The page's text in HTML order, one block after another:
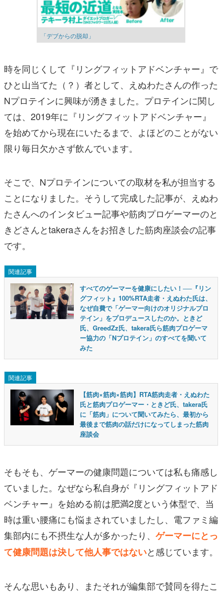
「デブからの脱却」
時を同じくして『リングフィットアドベンチャー』で
ひと山当てた（？）者として、えぬわたさんの作った
Nプロテインに興味が湧きました。プロテインに関し
ては、2019年に『リングフィットアドベンチャー』
を始めてから現在にいたるまで、よほどのことがない
限り毎日欠かさず飲んでいます。
そこで、Nプロテインについての取材を私が担当する
ことになりました。そうして完成した記事が、えぬわ
たさんへのインタビュー記事や筋肉プロゲーマーのと
きどさんとtakeraさんをお招きした筋肉座談会の記事
です。
関連記事
すべてのゲーマーを健康にしたい！──『リン
グフィット』100%RTA走者・えぬわた氏は、
なぜ自費で「ゲーマー向けのオリジナルプロ
テイン」をプロデュースしたのか。ときど
氏、GreedZz氏、takera氏ら筋肉プロゲーマ
ー協力の「Nプロテイン」のすべてを聞いて
みた
関連記事
【筋肉×筋肉×筋肉】RTA筋肉走者・えぬわた
氏と筋肉プロゲーマー・ときど氏、takera氏
に「筋肉」について聞いてみたら、最初から
最後まで筋肉の話だけになってしまった筋肉
座談会
そもそも、ゲーマーの健康問題については私も痛感し
ていました。なぜなら私自身が『リングフィットアド
ベンチャー』を始める前は肥満2度という体型で、当
時は重い腰痛にも悩まされていましたし、電ファミ編
集部内にも不摂生な人が多かったり、 ゲーマーにとっ
て健康問題は決して他人事ではないと感じています。
そんな思いもあり、またそれが編集部で賛同を得たこ